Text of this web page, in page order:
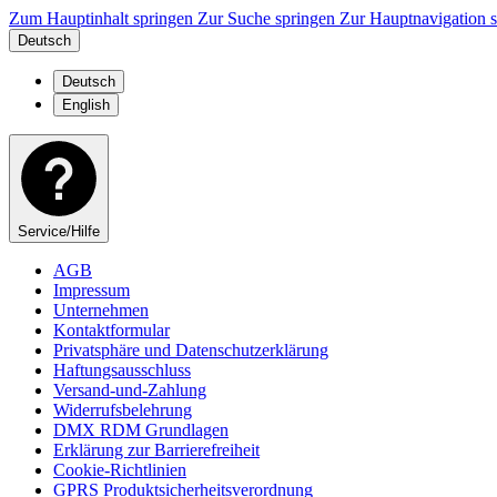
Zum Hauptinhalt springen Zur Suche springen Zur Hauptnavigation
Deutsch
Deutsch
English
Service/Hilfe
AGB
Impressum
Unternehmen
Kontaktformular
Privatsphäre und Datenschutzerklärung
Haftungsausschluss
Versand-und-Zahlung
Widerrufsbelehrung
DMX RDM Grundlagen
Erklärung zur Barrierefreiheit
Cookie-Richtlinien
GPRS Produktsicherheitsverordnung